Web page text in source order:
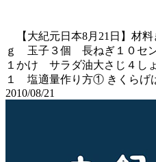
【大紀元日本8月21日】材
ｇ 玉子３個 長ねぎ１０セ
１かけ サラダ油大さじ４し
１ 塩適量作り方① きくらげ
2010/08/21